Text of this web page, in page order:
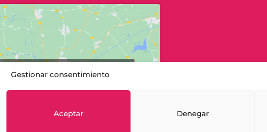
Gestionar consentimiento
Aceptar Denegar
Haz clic para aceptar cookies de